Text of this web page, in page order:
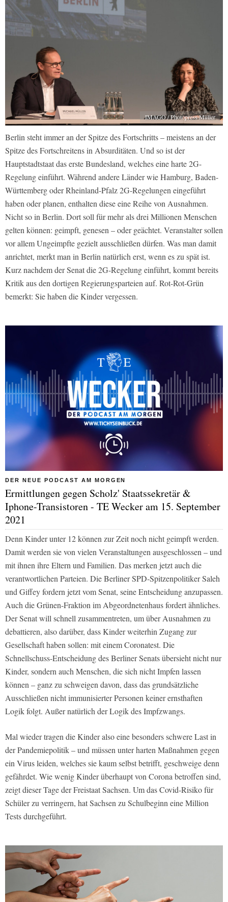
IMAGO / Photopress Müller
Berlin steht immer an der Spitze des Fortschritts – meistens an der
Spitze des Fortschreitens in Absurditäten. Und so ist der
Hauptstadtstaat das erste Bundesland, welches eine harte 2G-
Regelung einführt. Während andere Länder wie Hamburg, Baden-
Württemberg oder Rheinland-Pfalz 2G-Regelungen eingeführt
haben oder planen, enthalten diese eine Reihe von Ausnahmen.
Nicht so in Berlin. Dort soll für mehr als drei Millionen Menschen
gelten können: geimpft, genesen – oder geächtet. Veranstalter sollen
vor allem Ungeimpfte gezielt ausschließen dürfen. Was man damit
anrichtet, merkt man in Berlin natürlich erst, wenn es zu spät ist.
Kurz nachdem der Senat die 2G-Regelung einführt, kommt bereits
Kritik aus den dortigen Regierungsparteien auf. Rot-Rot-Grün
bemerkt: Sie haben die Kinder vergessen.
DER NEUE PODCAST AM MORGEN
Ermittlungen gegen Scholz' Staatssekretär &
Iphone-Transistoren - TE Wecker am 15. September
2021
Denn Kinder unter 12 können zur Zeit noch nicht geimpft werden.
Damit werden sie von vielen Veranstaltungen ausgeschlossen – und
mit ihnen ihre Eltern und Familien. Das merken jetzt auch die
verantwortlichen Parteien. Die Berliner SPD-Spitzenpolitiker Saleh
und Giffey fordern jetzt vom Senat, seine Entscheidung anzupassen.
Auch die Grünen-Fraktion im Abgeordnetenhaus fordert ähnliches.
Der Senat will schnell zusammentreten, um über Ausnahmen zu
debattieren, also darüber, dass Kinder weiterhin Zugang zur
Gesellschaft haben sollen: mit einem Coronatest. Die
Schnellschuss-Entscheidung des Berliner Senats übersieht nicht nur
Kinder, sondern auch Menschen, die sich nicht Impfen lassen
können – ganz zu schweigen davon, dass das grundsätzliche
Ausschließen nicht immunisierter Personen keiner ernsthaften
Logik folgt. Außer natürlich der Logik des Impfzwangs.
Mal wieder tragen die Kinder also eine besonders schwere Last in
der Pandemiepolitik – und müssen unter harten Maßnahmen gegen
ein Virus leiden, welches sie kaum selbst betrifft, geschweige denn
gefährdet. Wie wenig Kinder überhaupt von Corona betroffen sind,
zeigt dieser Tage der Freistaat Sachsen. Um das Covid-Risiko für
Schüler zu verringern, hat Sachsen zu Schulbeginn eine Million
Tests durchgeführt.